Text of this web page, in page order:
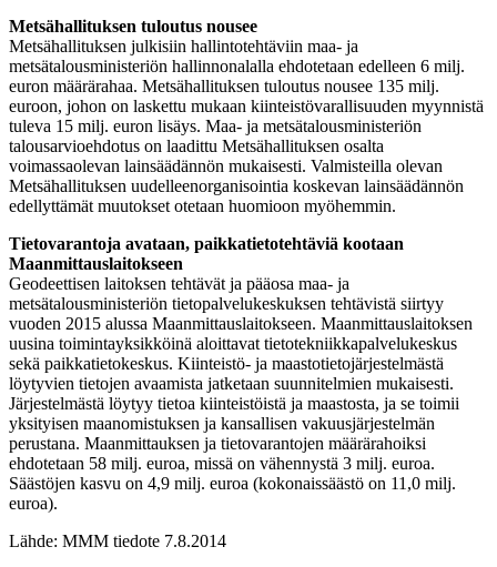
Metsähallituksen tuloutus nousee
Metsähallituksen julkisiin hallintotehtäviin maa- ja
metsätalousministeriön hallinnonalalla ehdotetaan edelleen 6 milj.
euron määrärahaa. Metsähallituksen tuloutus nousee 135 milj.
euroon, johon on laskettu mukaan kiinteistövarallisuuden myynnistä
tuleva 15 milj. euron lisäys. Maa- ja metsätalousministeriön
talousarvioehdotus on laadittu Metsähallituksen osalta
voimassaolevan lainsäädännön mukaisesti. Valmisteilla olevan
Metsähallituksen uudelleenorganisointia koskevan lainsäädännön
edellyttämät muutokset otetaan huomioon myöhemmin.
Tietovarantoja avataan, paikkatietotehtäviä kootaan
Maanmittauslaitokseen
Geodeettisen laitoksen tehtävät ja pääosa maa- ja
metsätalousministeriön tietopalvelukeskuksen tehtävistä siirtyy
vuoden 2015 alussa Maanmittauslaitokseen. Maanmittauslaitoksen
uusina toimintayksikköinä aloittavat tietotekniikkapalvelukeskus
sekä paikkatietokeskus. Kiinteistö- ja maastotietojärjestelmästä
löytyvien tietojen avaamista jatketaan suunnitelmien mukaisesti.
Järjestelmästä löytyy tietoa kiinteistöistä ja maastosta, ja se toimii
yksityisen maanomistuksen ja kansallisen vakuusjärjestelmän
perustana. Maanmittauksen ja tietovarantojen määrärahoiksi
ehdotetaan 58 milj. euroa, missä on vähennystä 3 milj. euroa.
Säästöjen kasvu on 4,9 milj. euroa (kokonaissäästö on 11,0 milj.
euroa).
Lähde: MMM tiedote 7.8.2014